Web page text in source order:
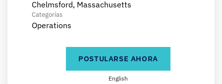
Categorías
Operations
POSTULARSE AHORA
English